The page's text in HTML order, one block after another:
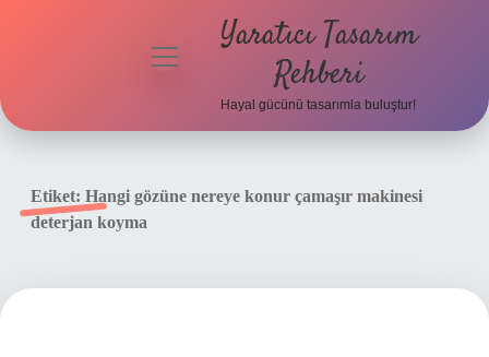
Politikası
menüyü
Yaratıcı Tasarım
Rehberi
Hayal gücünü tasarımla buluştur!
Etiket: Hangi gözüne nereye konur çamaşır makinesi
deterjan koyma